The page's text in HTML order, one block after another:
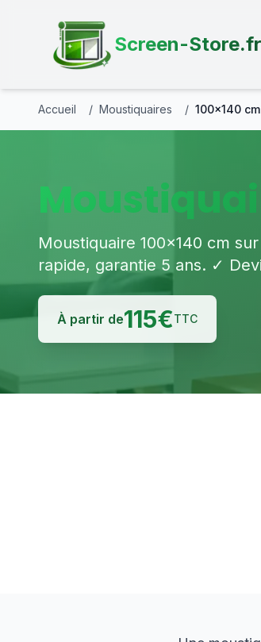
Screen-Store.fr
Accueil / Moustiquaires / 100×140 cm
Moustiquaire 100×140 cm
rapide, garantie 5 ans. ✓
À partir de115€TTC